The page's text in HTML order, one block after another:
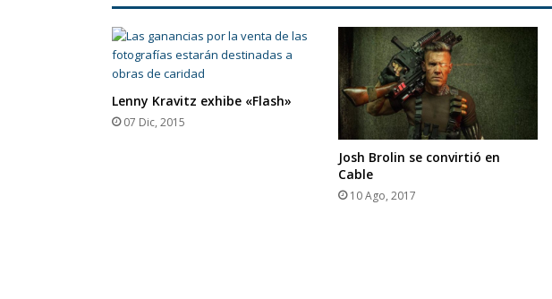
Lenny Kravitz exhibe «Flash»
07 Dic, 2015
Josh Brolin se convirtió en
Cable
10 Ago, 2017